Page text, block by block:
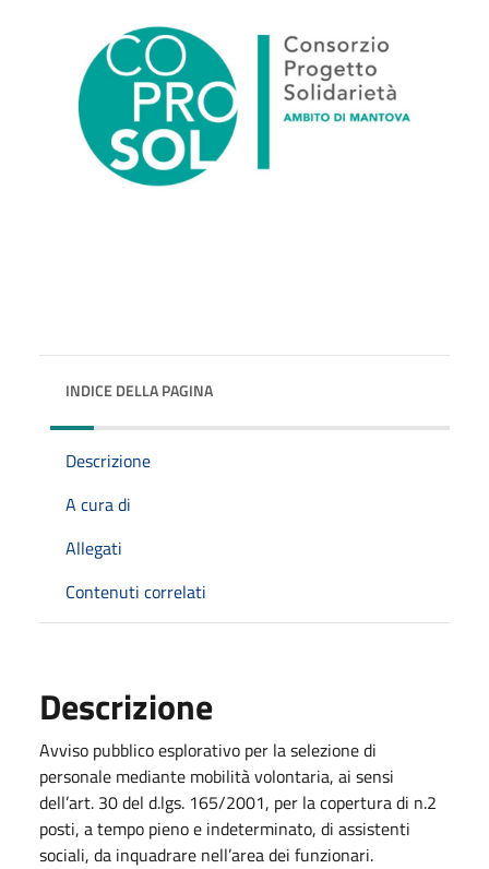
INDICE DELLA PAGINA
Descrizione
A cura di
Allegati
Contenuti correlati
Descrizione
Avviso pubblico esplorativo per la selezione di
personale mediante mobilità volontaria, ai sensi
dell’art. 30 del d.lgs. 165/2001, per la copertura di n.2
posti, a tempo pieno e indeterminato, di assistenti
sociali, da inquadrare nell’area dei funzionari.